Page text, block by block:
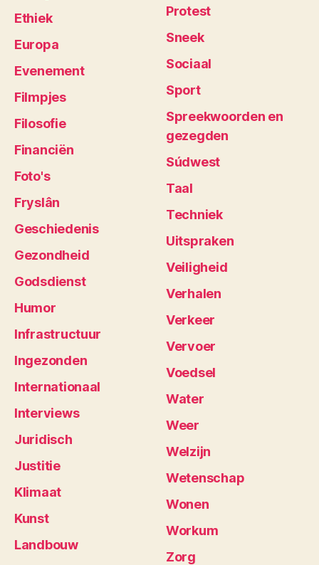
Ethiek
Europa
Evenement
Filmpjes
Filosofie
Financiën
Foto's
Fryslân
Geschiedenis
Gezondheid
Godsdienst
Humor
Infrastructuur
Ingezonden
Internationaal
Interviews
Juridisch
Justitie
Klimaat
Kunst
Landbouw
Protest
Sneek
Sociaal
Sport
Spreekwoorden en
gezegden
Súdwest
Taal
Techniek
Uitspraken
Veiligheid
Verhalen
Verkeer
Vervoer
Voedsel
Water
Weer
Welzijn
Wetenschap
Wonen
Workum
Zorg